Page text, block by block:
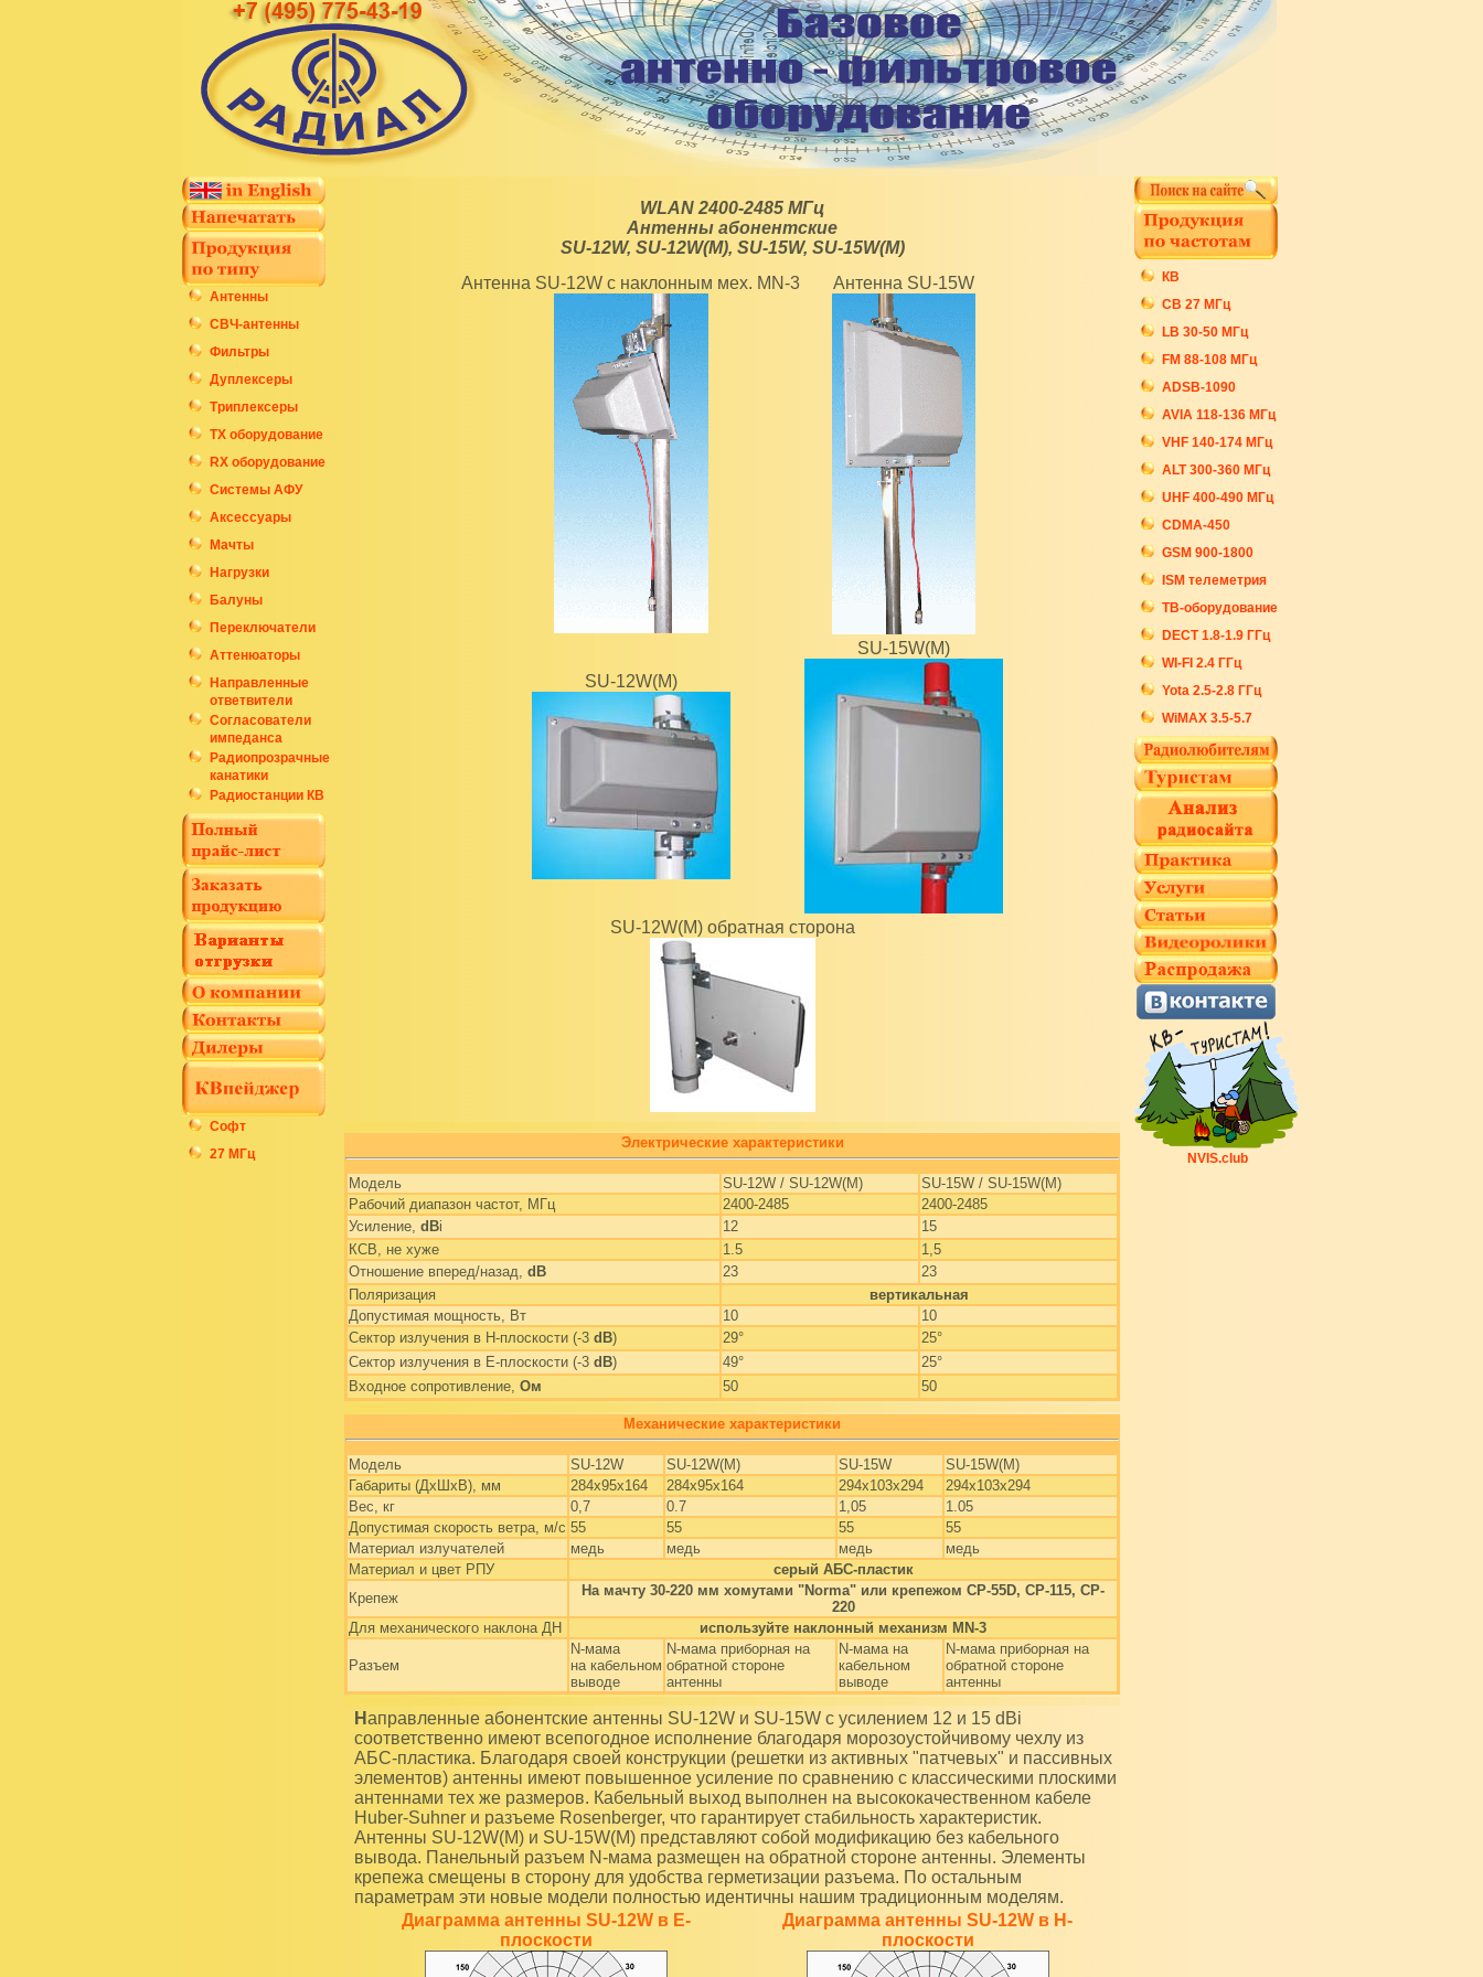
Антенны
СВЧ-антенны
Фильтры
Дуплексеры
Триплексеры
ТХ оборудование
RX оборудование
Системы АФУ
Аксессуары
Мачты
Нагрузки
Балуны
Переключатели
Аттенюаторы
Направленные
ответвители
Согласователи
импеданса
Радиопрозрачные
канатики
Радиостанции КВ
Софт
27 МГц
WLAN 2400-2485 МГц
Антенны абонентские
SU-12W, SU-12W(M), SU-15W, SU-15W(M)
Антенна SU-12W с наклонным мех. MN-3
Антенна SU-15W
SU-12W(M)
SU-15W(M)
SU-12W(M) обратная сторона
Электрические характеристики
Модель SU-12W / SU-12W(M)
SU-15W / SU-15W(M)
Рабочий диапазон частот, МГц
2400-2485
2400-2485
Усиление, dBi 12
15
КСВ, не хуже
1.5
1,5
Отношение вперед/назад, dB 23
23
Поляризация
вертикальная
Допустимая мощность, Вт
10
10
Сектор излучения в H-плоскости (-3 dB) 29°
25°
Сектор излучения в E-плоскости (-3 dB) 49°
25°
Входное сопротивление, Ом 50 50
Механические характеристики
Модель SU-12W SU-12W(M) SU-15W
SU-15W(M)
Габариты (ДхШхВ), мм
284х95х164 284х95х164 294х103х294
294х103х294
Вес, кг
0,7 0.7 1,05
1.05
Допустимая скорость ветра, м/с 55 55 55
55
Материал излучателей
медь медь медь
медь
Материал и цвет РПУ
серый АБС-пластик
Крепеж
На мачту 30-220 мм хомутами "Norma" или крепежом СР-55D, CP-115, CP-
220
Для механического наклона ДН
используйте наклонный механизм MN-3
Разъем
N-мама
на кабельном
выводе
N-мама приборная на
обратной стороне
антенны
N-мама на
кабельном
выводе
N-мама приборная на
обратной стороне
антенны
Направленные абонентские антенны SU-12W и SU-15W с усилением 12 и 15 dBi
соответственно имеют всепогодное исполнение благодаря морозоустойчивому чехлу из
АБС-пластика. Благодаря своей конструкции (решетки из активных "патчевых" и пассивных
элементов) антенны имеют повышенное усиление по сравнению с классическими плоскими
антеннами тех же размеров. Кабельный выход выполнен на высококачественном кабеле
Huber-Suhner и разъеме Rosenberger, что гарантирует стабильность характеристик.
Антенны SU-12W(M) и SU-15W(M) представляют собой модификацию без кабельного
вывода. Панельный разъем N-мама размещен на обратной стороне антенны. Элементы
крепежа смещены в сторону для удобства герметизации разъема. По остальным
параметрам эти новые модели полностью идентичны нашим традиционным моделям.
Диаграмма антенны SU-12W в Е-
плоскости
Диаграмма антенны SU-12W в H-
плоскости
КВ
СB 27 МГц
LB 30-50 МГц
FM 88-108 МГц
ADSB-1090
AVIA 118-136 МГц
VHF 140-174 МГц
ALT 300-360 МГц
UHF 400-490 МГц
CDMA-450
GSM 900-1800
ISM телеметрия
ТВ-оборудование
DECT 1.8-1.9 ГГц
WI-FI 2.4 ГГц
Yota 2.5-2.8 ГГц
WiMAX 3.5-5.7
NVIS.club